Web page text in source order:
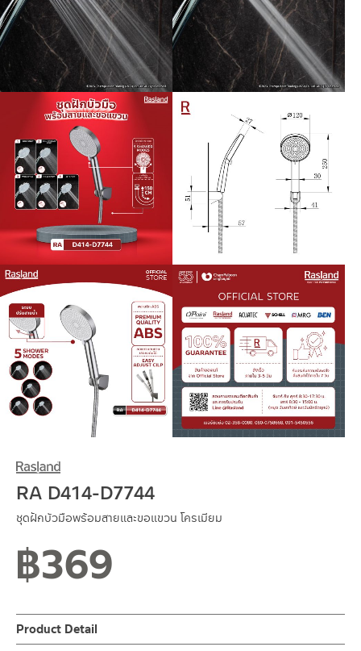
RA D414-D7744
ชุดฝักบัวมือพร้อมสายและขอแขวน โครเมียม
฿369
Product Detail